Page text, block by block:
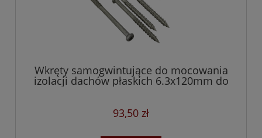
Wkręty samogwintujące do mocowania
izolacji dachów płaskich 6.3x120mm do
betonu i drewna
93,50 zł